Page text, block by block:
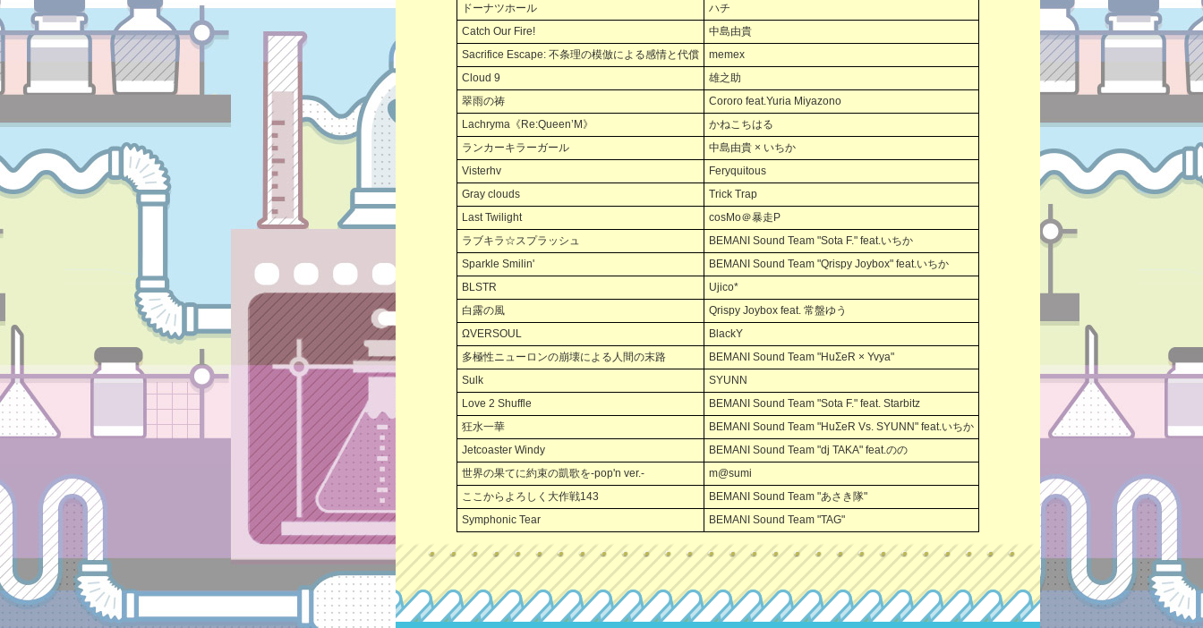
ドーナツホール
ハチ
Catch Our Fire!
中島由貴
Sacrifice Escape: 不条理の模倣による感情と代償
memex
Cloud 9
雄之助
翠雨の祷
Cororo feat.Yuria Miyazono
Lachryma《Re:Queen’M》
かねこちはる
ランカーキラーガール
中島由貴 × いちか
Visterhv
Feryquitous
Gray clouds
Trick Trap
Last Twilight
cosMo＠暴走P
ラブキラ☆スプラッシュ
BEMANI Sound Team "Sota F." feat.いちか
Sparkle Smilin'
BEMANI Sound Team "Qrispy Joybox" feat.いちか
BLSTR
Ujico*
白露の風
Qrispy Joybox feat. 常盤ゆう
ΩVERSOUL
BlackY
多極性ニューロンの崩壊による人間の末路
BEMANI Sound Team "HuΣeR × Yvya"
Sulk
SYUNN
Love 2 Shuffle
BEMANI Sound Team "Sota F." feat. Starbitz
狂水一華
BEMANI Sound Team "HuΣeR Vs. SYUNN" feat.いちか
Jetcoaster Windy
BEMANI Sound Team "dj TAKA" feat.のの
世界の果てに約束の凱歌を-pop'n ver.-
m@sumi
ここからよろしく大作戦143
BEMANI Sound Team "あさき隊"
Symphonic Tear
BEMANI Sound Team "TAG"